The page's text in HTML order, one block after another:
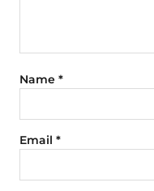
Name *
Email *